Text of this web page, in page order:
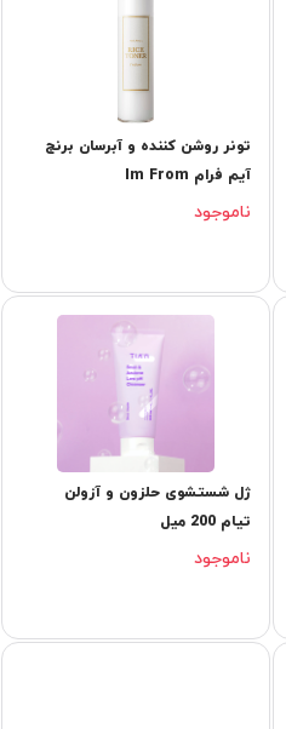
تونر روشن کننده و آبرسان برنج
آیم فرام Im From
ناموجود
ژل شستشوی حلزون و آزولن
تیام 200 میل
ناموجود